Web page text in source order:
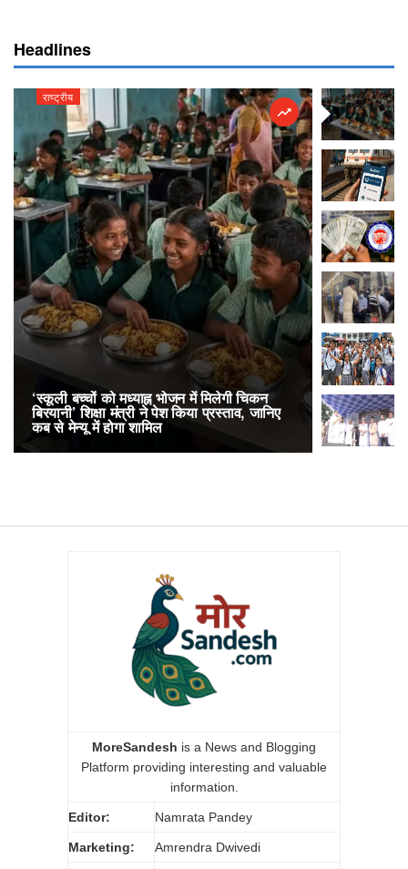
Headlines
राष्ट्रीय
‘स्कूली बच्चों को मध्याह्न भोजन में मिलेगी चिकन
बिरयानी’ शिक्षा मंत्री ने पेश किया प्रस्ताव, जानिए
कब से मेन्यू में होगा शामिल
राष्ट्रीय
RailOne
लोकप्रिय,
अनारक्षित
MoreSandesh is a News and Blogging
Platform providing interesting and valuable
information.
Editor: Namrata Pandey
Marketing: Amrendra Dwivedi